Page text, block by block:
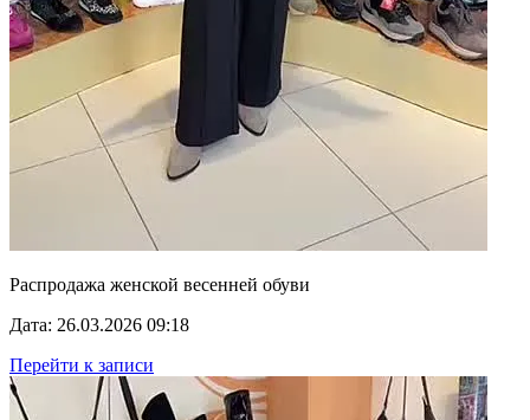
Распродажа женской весенней обуви
Дата: 26.03.2026 09:18
Перейти к записи